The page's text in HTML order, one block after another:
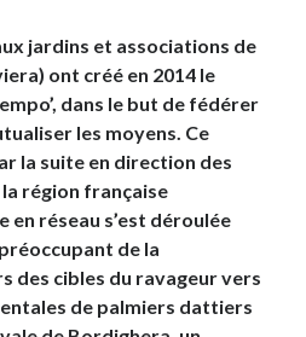
jardins et associations de
ont créé en 2014 le
dans le but de fédérer
les moyens. Ce
la suite en direction des
région française
réseau s’est déroulée
de la
des cibles du ravageur vers
de palmiers dattiers